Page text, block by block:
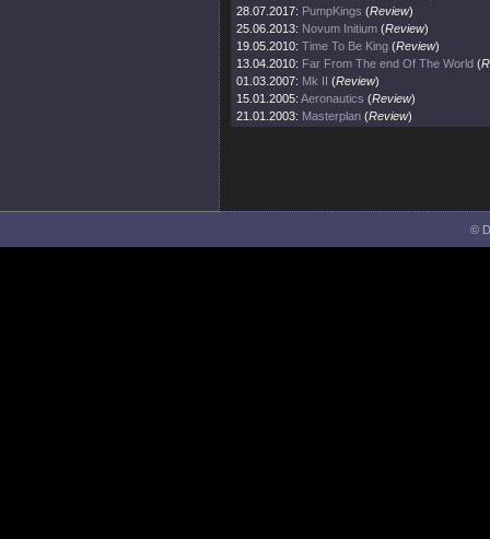
28.07.2017: PumpKings (Review)
25.06.2013: Novum Initium (Review)
19.05.2010: Time To Be King (Review)
13.04.2010: Far From The end Of The World (
01.03.2007: Mk II (Review)
15.01.2005: Aeronautics (Review)
21.01.2003: Masterplan (Review)
©